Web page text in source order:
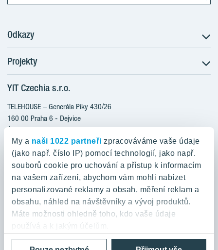
My a naši 1022 partneři zpracováváme vaše údaje
(jako např. číslo IP) pomocí technologií, jako např.
souborů cookie pro uchování a přístup k informacím
na vašem zařízení, abychom vám mohli nabízet
personalizované reklamy a obsah, měření reklam a
obsahu, náhled na návštěvníky a vývoj produktů.
Máte možnosti ohledně toho, kdo vaše údaje
Odkazy
Postup koupě
Klientské změny
Aktuality
Blog
Kariéra
O nás
YIT PLUS
Projekty
RANTA Barrandov III
RANTA Barrandov IV
TOIVO Roztyly II
KALEVALA
VIRTA Kladno
KATTILA Kamýk
ROSALA
YIT Czechia s.r.o.
TELEHOUSE – Generála Píky 430/26
160 00 Praha 6 - Dejvice
Česká republika
800 200 666
domov@yit.cz
Telefon na centrální recepci:
+420 224 318 261
Zásady ochrany osobních údajů a Podmínky použití Cookies